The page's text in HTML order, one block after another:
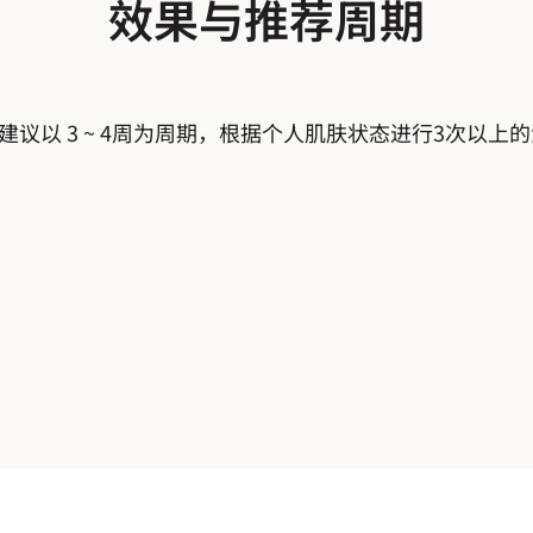
效果与推荐周期
议以 3 ~ 4周为周期，根据个人肌肤状态进行3次以上